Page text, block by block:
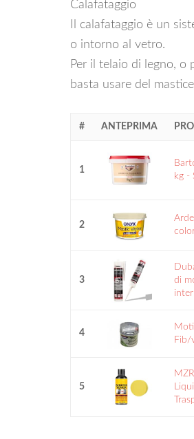
Calafataggio
Il calafataggio è un
o intorno al vetro.
Per il telaio di legno, o
basta usare del
# ANTEPRIMA
1
kg -
2
3
di
4
Fib/
5